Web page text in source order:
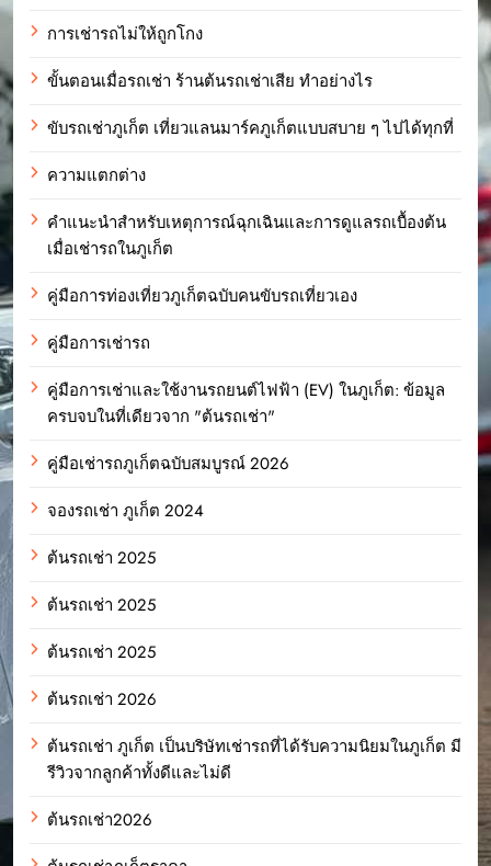
การเช่ารถไม่ให้ถูกโกง
ขั้นตอนเมื่อรถเช่า ร้านต้นรถเช่าเสีย ทำอย่างไร
ขับรถเช่าภูเก็ต เที่ยวแลนมาร์คภูเก็ตแบบสบาย ๆ ไปได้ทุกที่
ความแตกต่าง
คำแนะนำสำหรับเหตุการณ์ฉุกเฉินและการดูแลรถเบื้องต้น
เมื่อเช่ารถในภูเก็ต
คู่มือการท่องเที่ยวภูเก็ตฉบับคนขับรถเที่ยวเอง
คู่มือการเช่ารถ
คู่มือการเช่าและใช้งานรถยนต์ไฟฟ้า (EV) ในภูเก็ต: ข้อมูล
ครบจบในที่เดียวจาก "ต้นรถเช่า"
คู่มือเช่ารถภูเก็ตฉบับสมบูรณ์ 2026
จองรถเช่า ภูเก็ต 2024
ต้นรถเช่า 2025
ต้นรถเช่า 2025
ต้นรถเช่า 2025
ต้นรถเช่า 2026
ต้นรถเช่า ภูเก็ต เป็นบริษัทเช่ารถที่ได้รับความนิยมในภูเก็ต มี
รีวิวจากลูกค้าทั้งดีและไม่ดี
ต้นรถเช่า2026